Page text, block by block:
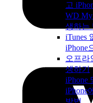
고
WD My
생하는
iTunes
iPhone
오프라
생하기
iPhone
iPhone
방법